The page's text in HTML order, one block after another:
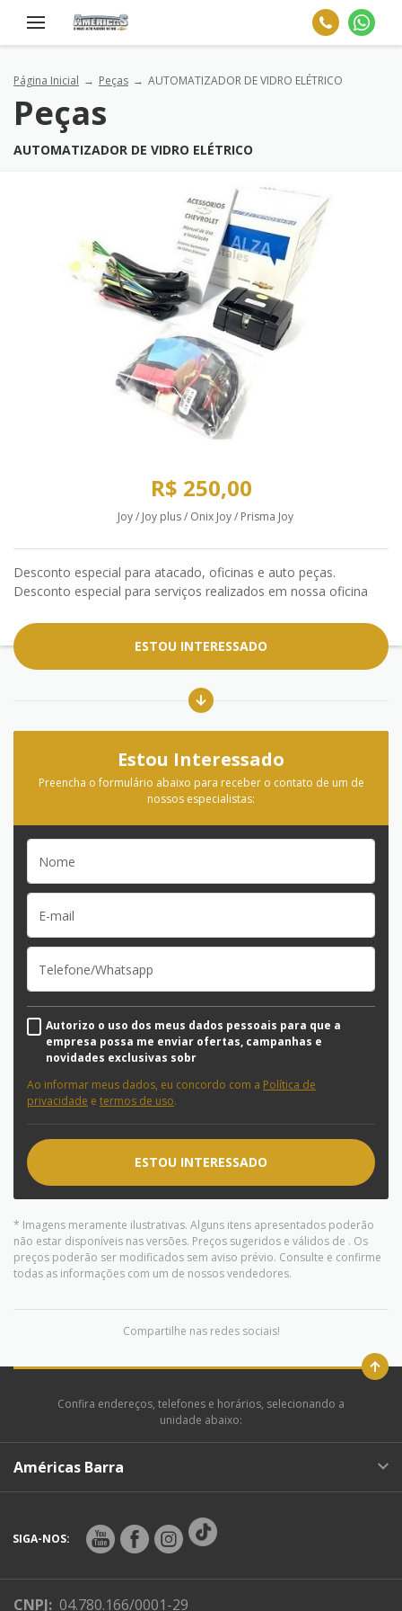
Página Inicial Peças AUTOMATIZADOR DE VIDRO ELÉTRICO
Peças
AUTOMATIZADOR DE VIDRO ELÉTRICO
R$ 250,00
Joy / Joy plus / Onix Joy / Prisma Joy
Desconto especial para atacado, oficinas e auto peças.
Desconto especial para serviços realizados em nossa oficina
ESTOU INTERESSADO
Estou Interessado
Preencha o formulário abaixo para receber o contato de um de
nossos especialistas:
Autorizo o uso dos meus dados pessoais para que a
empresa possa me enviar ofertas, campanhas e
novidades exclusivas sobr
Ao informar meus dados, eu concordo com a Política de
privacidade e termos de uso.
ESTOU INTERESSADO
* Imagens meramente ilustrativas. Alguns itens apresentados poderão
não estar disponíveis nas versões. Preços sugeridos e válidos de . Os
preços poderão ser modificados sem aviso prévio. Consulte e confirme
todas as informações com um de nossos vendedores.
Compartilhe nas redes sociais!
Confira endereços, telefones e horários, selecionando a
unidade abaixo:
Américas Barra
SIGA-NOS:
CNPJ: 04.780.166/0001-29